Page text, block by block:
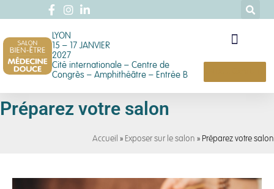
LYON
15 – 17 JANVIER
2027
Cité internationale – Centre de
Congrès – Amphithéâtre – Entrée B
Préparez votre salon
Accueil » Exposer sur le salon » Préparez votre salon